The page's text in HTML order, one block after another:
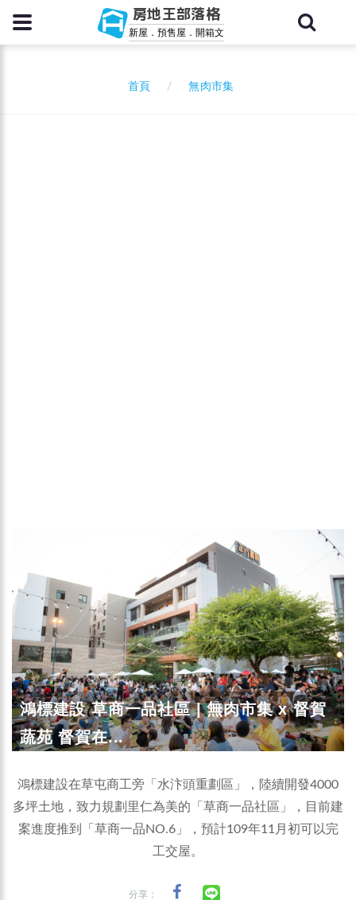
房地王部落格
新屋．預售屋．開箱文
首頁 無肉市集
鴻標建設 草商一品社區 | 無肉市集 x 督賀
蔬苑 督賀在...
鴻標建設在草屯商工旁「水汴頭重劃區」，陸續開發4000
多坪土地，致力規劃里仁為美的「草商一品社區」，目前建
案進度推到「草商一品NO.6」，預計109年11月初可以完
工交屋。
分享：